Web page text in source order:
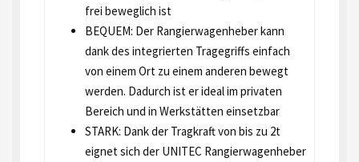
frei beweglich ist
BEQUEM: Der Rangierwagenheber kann
dank des integrierten Tragegriffs einfach
von einem Ort zu einem anderen bewegt
werden. Dadurch ist er ideal im privaten
Bereich und in Werkstätten einsetzbar
STARK: Dank der Tragkraft von bis zu 2t
eignet sich der UNITEC Rangierwagenheber